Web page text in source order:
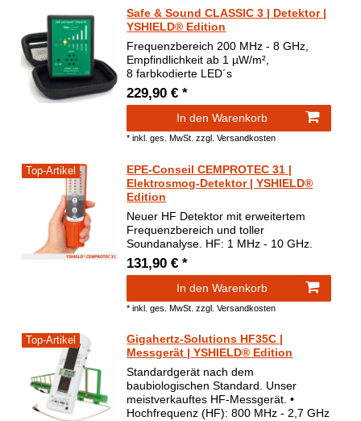
Safe & Sound CLASSIC 3 | Detektor |
YSHIELD® Edition
Frequenzbereich 200 MHz - 8 GHz,
Empfindlichkeit ab 1 µW/m²,
8 farbkodierte LED´s
229,90 € *
In den Warenkorb
*inkl. ges. MwSt. zzgl.Versandkosten
Top-Artikel
EPE-Conseil CEMPROTEC 31 |
Elektrosmog-Detektor | YSHIELD®
Edition
Neuer HF Detektor mit erweitertem
Frequenzbereich und toller
Soundanalyse. HF: 1 MHz - 10 GHz.
131,90 € *
In den Warenkorb
*inkl. ges. MwSt. zzgl.Versandkosten
Top-Artikel
Gigahertz-Solutions HF35C |
Messgerät | YSHIELD® Edition
Standardgerät nach dem
baubiologischen Standard. Unser
meistverkauftes HF-Messgerät. •
Hochfrequenz (HF): 800 MHz - 2,7 GHz